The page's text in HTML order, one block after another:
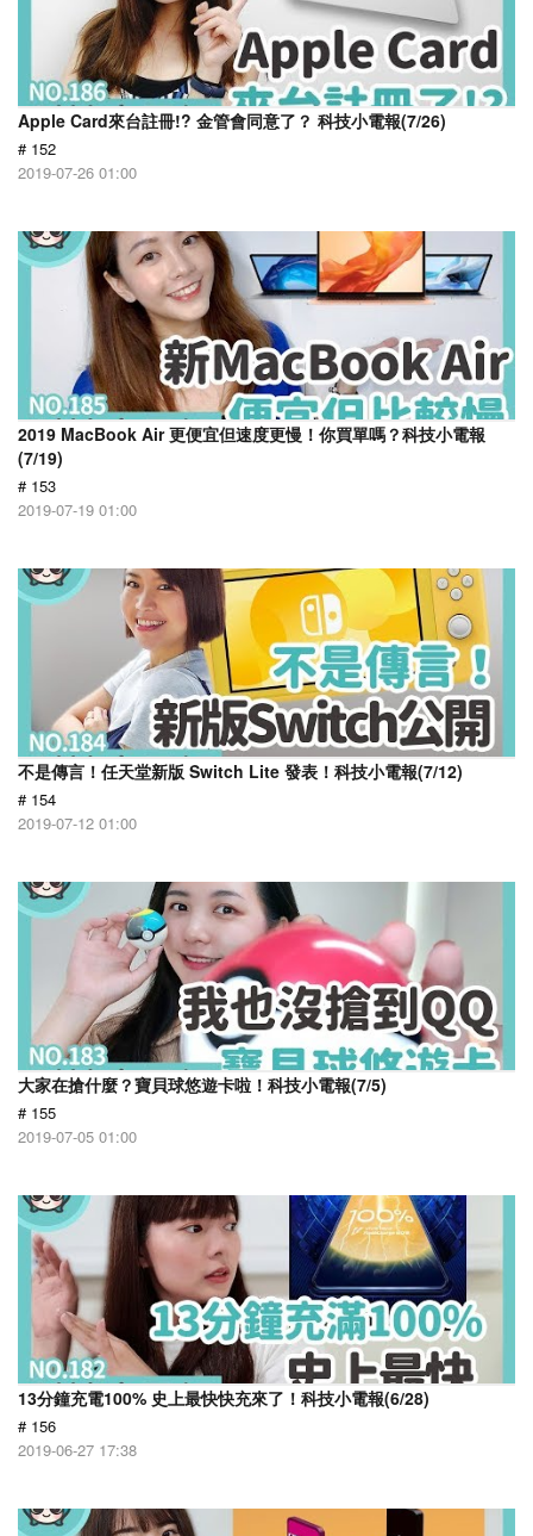
Apple Card來台註冊!? 金管會同意了？ 科技小電報(7/26)
# 152
2019-07-26 01:00
2019 MacBook Air 更便宜但速度更慢！你買單嗎？科技小電報
(7/19)
# 153
2019-07-19 01:00
不是傳言！任天堂新版 Switch Lite 發表！科技小電報(7/12)
# 154
2019-07-12 01:00
大家在搶什麼？寶貝球悠遊卡啦！科技小電報(7/5)
# 155
2019-07-05 01:00
13分鐘充電100% 史上最快快充來了！科技小電報(6/28)
# 156
2019-06-27 17:38